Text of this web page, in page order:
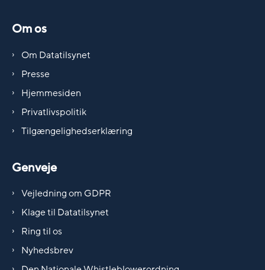
Om os
Om Datatilsynet
Presse
Hjemmesiden
Privatlivspolitik
Tilgængelighedserklæring
Genveje
Vejledning om GDPR
Klage til Datatilsynet
Ring til os
Nyhedsbrev